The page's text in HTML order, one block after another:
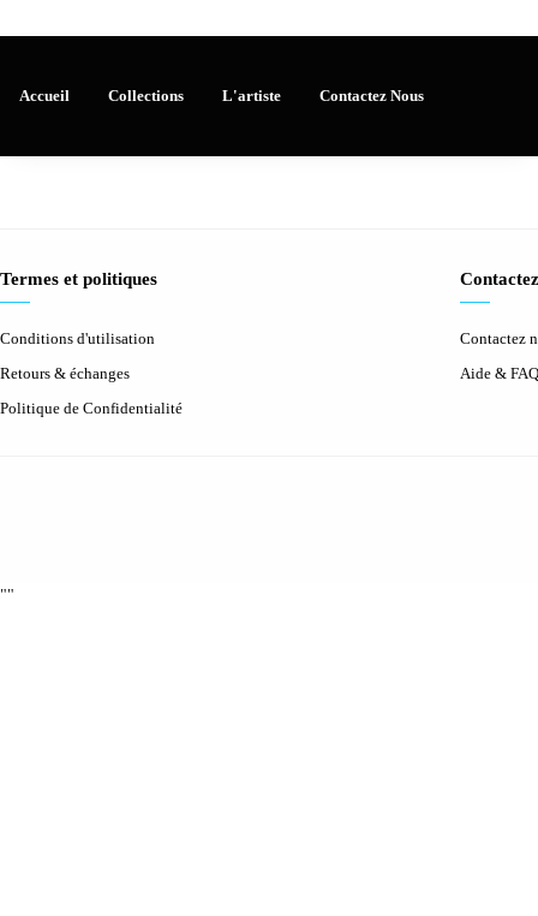
Accueil Collections L'artiste Contactez Nous
Termes et politiques
Conditions d'utilisation
Retours & échanges
Politique de Confidentialité
Contactez
Aide & FAQ
""